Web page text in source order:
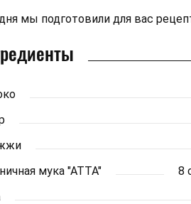
мы подготовили для вас
мука "АТТА"
8